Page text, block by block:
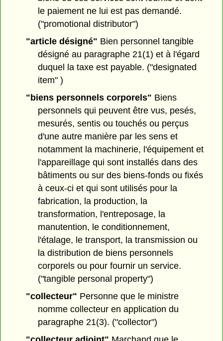
le paiement ne lui est pas demandé.
("promotional distributor")
"article désigné" Bien personnel tangible
désigné au paragraphe 21(1) et à l'égard
duquel la taxe est payable. ("designated
item" )
"biens personnels corporels" Biens
personnels qui peuvent être vus, pesés,
mesurés, sentis ou touchés ou perçus
d'une autre manière par les sens et
notamment la machinerie, l'équipement et
l'appareillage qui sont installés dans des
bâtiments ou sur des biens-fonds ou fixés
à ceux-ci et qui sont utilisés pour la
fabrication, la production, la
transformation, l'entreposage, la
manutention, le conditionnement,
l'étalage, le transport, la transmission ou
la distribution de biens personnels
corporels ou pour fournir un service.
("tangible personal property")
"collecteur" Personne que le ministre
nomme collecteur en application du
paragraphe 21(3). ("collector")